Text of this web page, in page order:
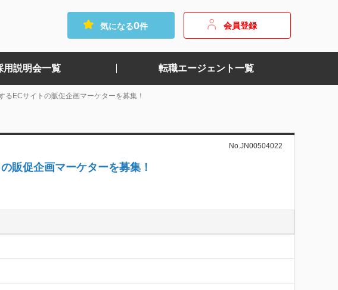
気になる0件 会員登録
用説明会一覧 転職エージェント一覧
ECサイトの販促企画マーケターを募集！
販促企画マーケターを募集！
No.JN00504022